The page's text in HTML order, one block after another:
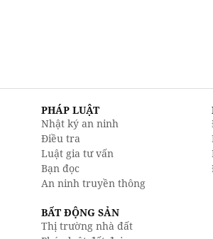
PHÁP LUẬT
Nhật ký an ninh
Điều tra
Luật gia tư vấn
Bạn đọc
An ninh truyền thông
BẤT ĐỘNG SẢN
Thị trường nhà đất